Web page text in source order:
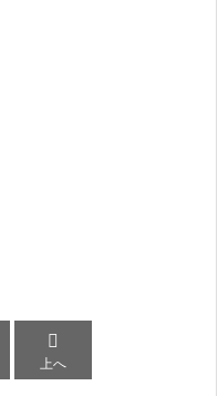

上へ